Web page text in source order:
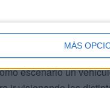
MÁS
son buenos equipos”,
el cursor en
escenario un